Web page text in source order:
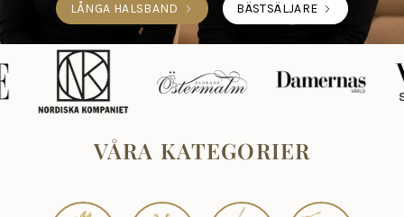
LÅNGA HALSBAND BÄSTSÄLJARE
VÅRA KATEGORIER